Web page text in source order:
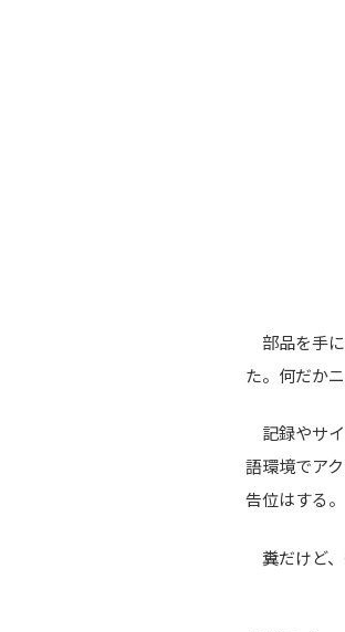
部品を手に
た。何だか
記録やサイ
語環境でア
告位はする
糞だけど、